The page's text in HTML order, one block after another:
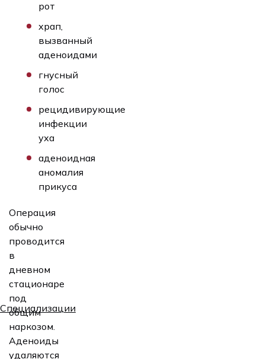
Специализации
рот
храп,
вызванный
аденоидами
гнусный
голос
рецидивирующие
инфекции
уха
аденоидная
аномалия
прикуса
Операция
обычно
проводится
в
дневном
стационаре
под
общим
наркозом.
Аденоиды
удаляются